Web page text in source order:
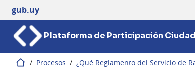
gub.uy
Plataforma de Participación
Inicio / Procesos / ¿Qué Reglamento del Servicio de